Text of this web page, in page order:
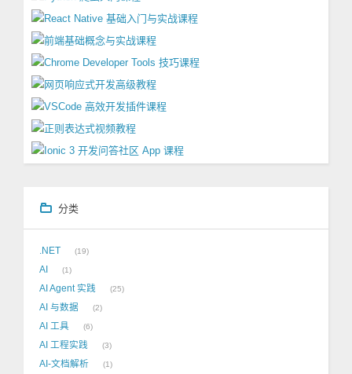
分类
.NET 19
AI 1
AI Agent 实践 25
AI 与数据 2
AI 工具 6
AI 工程实践 3
AI-文档解析 1